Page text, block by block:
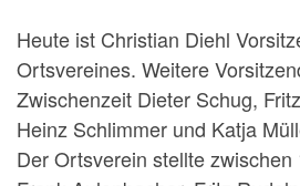
Heute ist Christian Diehl
Ortsvereines. Weitere
Zwischenzeit Dieter Schug,
Heinz Schlimmer und Katja
Der Ortsverein stellte